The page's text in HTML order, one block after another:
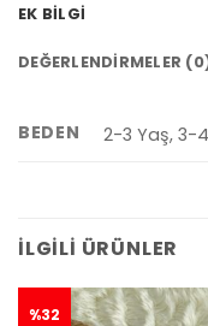
EK BILGI
DEĞERLENDIRMELER
BEDEN 2-3 Yaş, 3-
İLGILI ÜRÜNLER
%32